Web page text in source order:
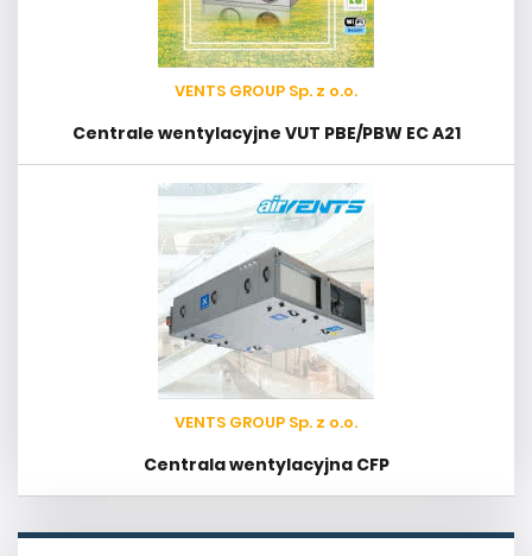
VENTS GROUP Sp. z o.o.
Centrale wentylacyjne VUT PBE/PBW EC A21
VENTS GROUP Sp. z o.o.
Centrala wentylacyjna CFP